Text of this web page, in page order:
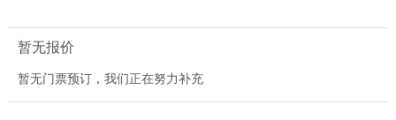
暂无报价
暂无门票预订，我们正在努力补充